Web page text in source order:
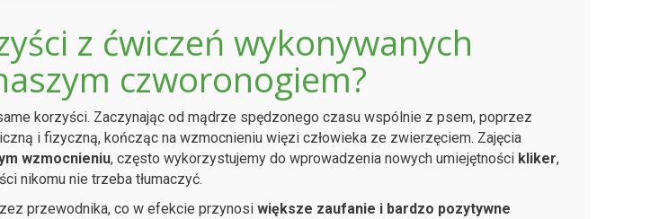
z ćwiczeń wykonywanych
czworonogiem?
korzyści. Zaczynając od mądrze spędzonego czasu wspólnie z psem, poprzez
i fizyczną, kończąc na wzmocnieniu więzi człowieka ze zwierzęciem. Zajęcia
wzmocnieniu, często wykorzystujemy do wprowadzenia nowych umiejętności kliker,
nikomu nie trzeba tłumaczyć.
przewodnika, co w efekcie przynosi większe zaufanie i bardzo pozytywne